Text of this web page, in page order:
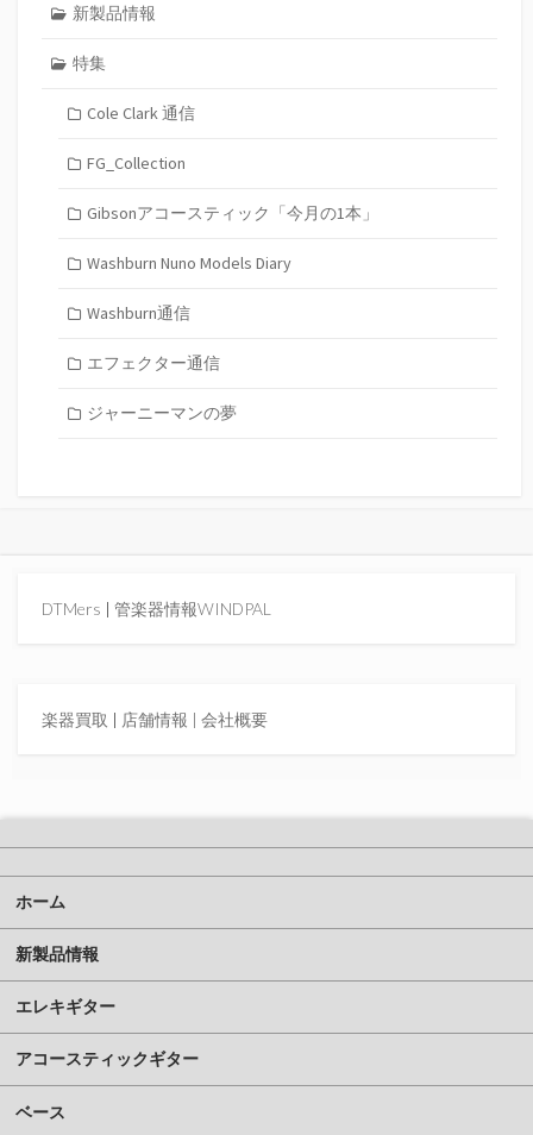
新製品情報
特集
Cole Clark 通信
FG_Collection
Gibsonアコースティック「今月の1本」
Washburn Nuno Models Diary
Washburn通信
エフェクター通信
ジャーニーマンの夢
DTMers | 管楽器情報WINDPAL
楽器買取 | 店舗情報 | 会社概要
ホーム
新製品情報
エレキギター
アコースティックギター
ベース